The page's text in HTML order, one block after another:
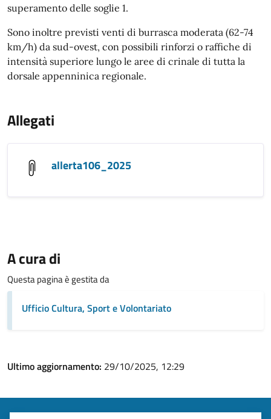
superamento delle soglie 1.
Sono inoltre previsti venti di burrasca moderata (62-74
km/h) da sud-ovest, con possibili rinforzi o raffiche di
intensità superiore lungo le aree di crinale di tutta la
dorsale appenninica regionale.
Allegati
allerta106_2025
A cura di
Questa pagina è gestita da
Ufficio Cultura, Sport e Volontariato
Ultimo aggiornamento: 29/10/2025, 12:29